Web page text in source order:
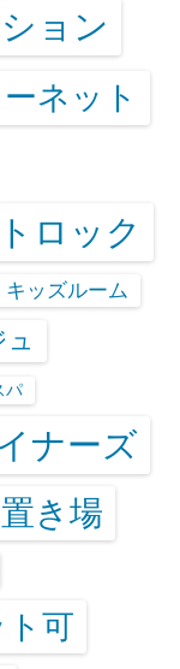
ョン
ネット
ロック
キッズルーム
パ
ナーズ
き場
可